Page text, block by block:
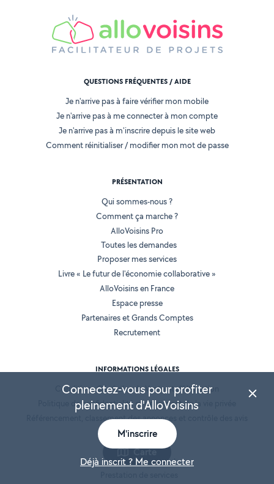
Carte
QUESTIONS FRÉQUENTES / AIDE
Je n'arrive pas à faire vérifier mon mobile
Je n'arrive pas à me connecter à mon compte
Je n'arrive pas à m'inscrire depuis le site web
Comment réinitialiser / modifier mon mot de passe
PRÉSENTATION
Qui sommes-nous ?
Comment ça marche ?
AlloVoisins Pro
Toutes les demandes
Proposer mes services
Livre « Le futur de l'économie collaborative »
AlloVoisins en France
Espace presse
Partenaires et Grands Comptes
Recrutement
INFORMATIONS LÉGALES
Conditions Générales de Vente et d'Utilisation
Politique de confidentialité et de respect de la vie privée
Référencement, classement des annonces et contrôle des avis
Mentions légales
Cookies
Location de matériel
Connectez-vous pour profiter
pleinement d'AlloVoisins
M'inscrire
Déjà inscrit ? Me connecter